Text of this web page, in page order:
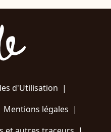
d'Utilisation |
Mentions légales |